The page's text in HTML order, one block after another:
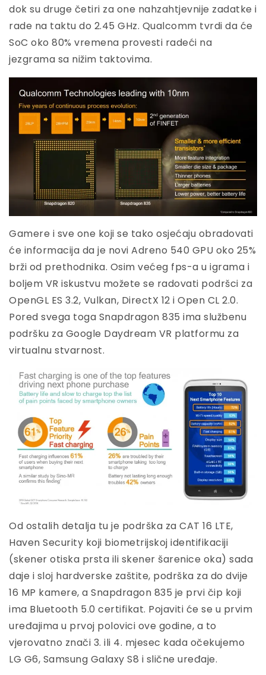
dok su druge četiri za one nahzahtjevnije zadatke i
rade na taktu do 2.45 GHz. Qualcomm tvrdi da će
SoC oko 80% vremena provesti radeći na
jezgrama sa nižim taktovima.
Gamere i sve one koji se tako osjećaju obradovati
će informacija da je novi Adreno 540 GPU oko 25%
brži od prethodnika. Osim većeg fps-a u igrama i
boljem VR iskustvu možete se radovati podršci za
OpenGL ES 3.2, Vulkan, DirectX 12 i Open CL 2.0.
Pored svega toga Snapdragon 835 ima službenu
podršku za Google Daydream VR platformu za
virtualnu stvarnost.
Od ostalih detalja tu je podrška za CAT 16 LTE,
Haven Security koji biometrijskoj identifikaciji
(skener otiska prsta ili skener šarenice oka) sada
daje i sloj hardverske zaštite, podrška za do dvije
16 MP kamere, a Snapdragon 835 je prvi čip koji
ima Bluetooth 5.0 certifikat. Pojaviti će se u prvim
uređajima u prvoj polovici ove godine, a to
vjerovatno znači 3. ili 4. mjesec kada očekujemo
LG G6, Samsung Galaxy S8 i slične uređaje.